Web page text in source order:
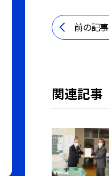
前の記事
関連記事